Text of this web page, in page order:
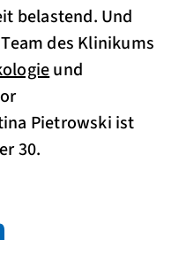
belastend. Und
des Klinikums
und
Pietrowski ist
30.